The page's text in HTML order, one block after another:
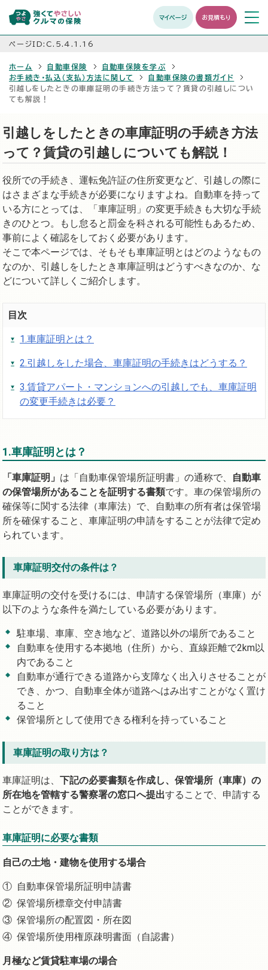
マイページ お見積もり メニュ
開く
ページID:C.5.4.1.16
ホーム 自動車保険
自動車保険を学ぶ
お手続き・払込（支払）方法に関して
自動車保険の書類ガイド
引越しをしたときの車庫証明の手続き方法って？賃貸の引越しについ
ても解説！
引越しをしたときの車庫証明の手続き方法
って？賃貸の引越しについても解説！
役所での手続き、運転免許証の住所変更など、引越しの際に
はさまざまな手続きが必要になりますよね。自動車を持って
いる方にとっては、「車庫証明」の変更手続きも大切な手続
きのひとつ。もし怠ると罰金を科される可能性もあるため、
事前によく確認をしておく必要があります。
そこで本ページでは、そもそも車庫証明とはどのようなもの
なのか、引越しをしたとき車庫証明はどうすべきなのか、な
どについて詳しくご紹介します。
目次
1.車庫証明とは？
2.引越しをした場合、車庫証明の手続きはどうする？
3.賃貸アパート・マンションへの引越しでも、車庫証明
の変更手続きは必要？
1.車庫証明とは？
「車庫証明」 は「自動車保管場所証明書」の通称で、
自動車
の保管場所があることを証明する書類です。車の保管場所の
確保等に関する法律（車庫法）で、自動車の所有者は保管場
所を確保すること、車庫証明の申請をすることが法律で定め
られています。
車庫証明交付の条件は？
車庫証明の交付を受けるには、申請する保管場所（車庫）が
以下のような条件を満たしている必要があります。
駐車場、車庫、空き地など、道路以外の場所であること
自動車を使用する本拠地（住所）から、直線距離で2km以
内であること
自動車が通行できる道路から支障なく出入りさせることが
でき、かつ、自動車全体が道路へはみ出すことがなく置け
ること
保管場所として使用できる権利を持っていること
車庫証明の取り方は？
車庫証明は、 下記の必要書類を作成し、保管場所（車庫）の
所在地を管轄する警察署の窓口へ提出することで、申請する
ことができます。
車庫証明に必要な書類
自己の土地・建物を使用する場合
自動車保管場所証明申請書
保管場所標章交付申請書
保管場所の配置図・所在図
保管場所使用権原疎明書面（自認書）
月極など賃貸駐車場の場合